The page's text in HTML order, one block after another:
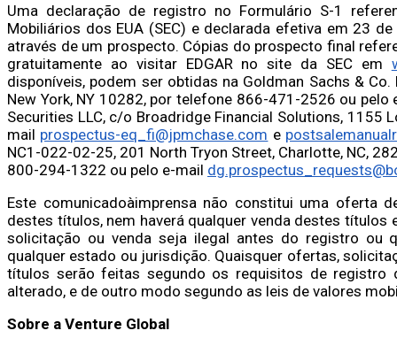
Uma declaração de registro no Formulário S-1
Mobiliários dos EUA (SEC) e declarada efetiva em 23
através de um prospecto. Cópias do prospecto final
gratuitamente ao visitar EDGAR no site da SEC em
disponíveis, podem ser obtidas na Goldman Sachs &
New York, NY 10282, por telefone 866-471-2526 ou pelo
Securities LLC, c/o Broadridge Financial Solutions, 1155
mail prospectus-eq_fi@jpmchase.com e
NC1-022-02-25, 201 North Tryon Street, Charlotte, NC,
800-294-1322 ou pelo e-mail
Este comunicadoàimprensa não constitui uma oferta
destes títulos, nem haverá qualquer venda destes
solicitação ou venda seja ilegal antes do registro ou
qualquer estado ou jurisdição. Quaisquer ofertas,
títulos serão feitas segundo os requisitos de registro
alterado, e de outro modo segundo as leis de valores
Sobre a Venture Global